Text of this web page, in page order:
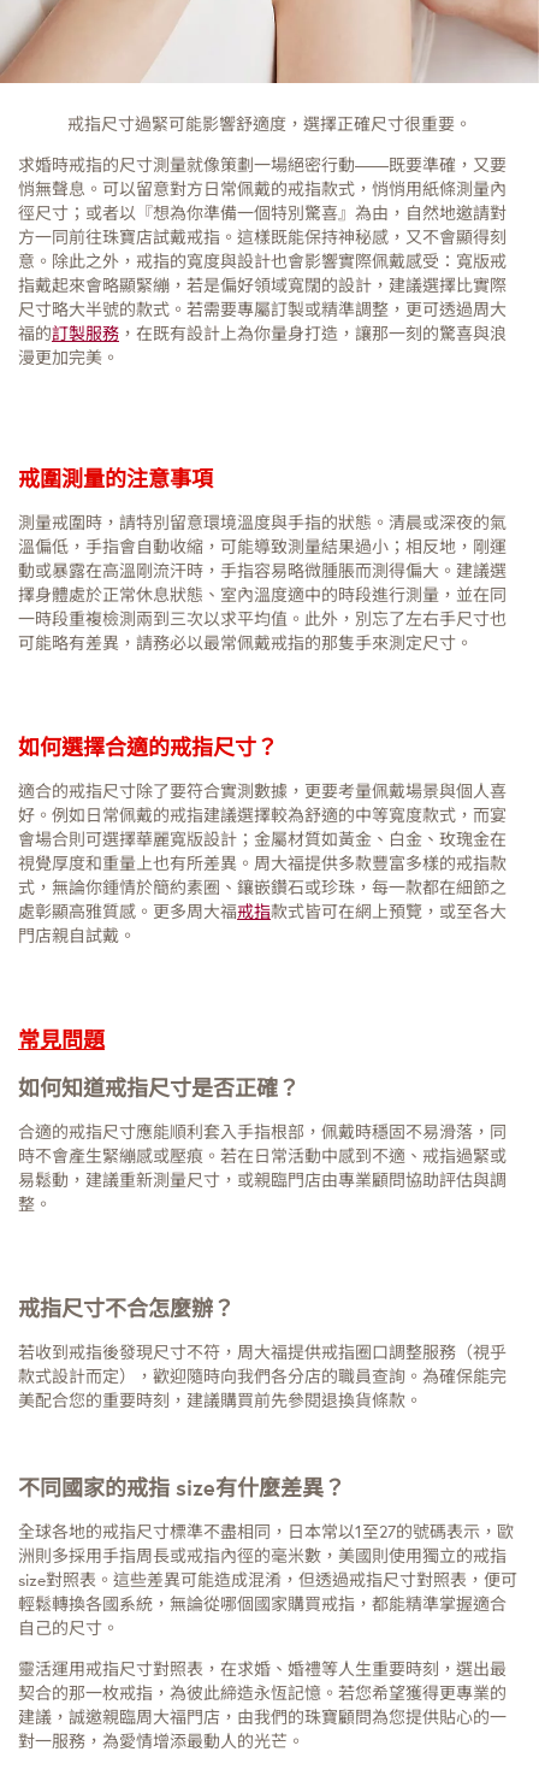
戒指尺寸過緊可能影響舒適度，選擇正確尺寸很重要。
求婚時戒指的尺寸測量就像策劃一場絕密行動——既要準確，又要
悄無聲息。可以留意對方日常佩戴的戒指款式，悄悄用紙條測量內
徑尺寸；或者以『想為你準備一個特別驚喜』為由，自然地邀請對
方一同前往珠寶店試戴戒指。這樣既能保持神秘感，又不會顯得刻
意。除此之外，戒指的寬度與設計也會影響實際佩戴感受：寬版戒
指戴起來會略顯緊繃，若是偏好領域寬闊的設計，建議選擇比實際
尺寸略大半號的款式。若需要專屬訂製或精準調整，更可透過周大
福的訂製服務 ，在既有設計上為你量身打造，讓那一刻的驚喜與浪
漫更加完美。
戒圍測量的注意事項
測量戒圍時，請特別留意環境溫度與手指的狀態。清晨或深夜的氣
溫偏低，手指會自動收縮，可能導致測量結果過小；相反地，剛運
動或暴露在高溫剛流汗時，手指容易略微腫脹而測得偏大。建議選
擇身體處於正常休息狀態、室內溫度適中的時段進行測量，並在同
一時段重複檢測兩到三次以求平均值。此外，別忘了左右手尺寸也
可能略有差異，請務必以最常佩戴戒指的那隻手來測定尺寸。
如何選擇合適的戒指尺寸？
適合的戒指尺寸除了要符合實測數據，更要考量佩戴場景與個人喜
好。例如日常佩戴的戒指建議選擇較為舒適的中等寬度款式，而宴
會場合則可選擇華麗寬版設計；金屬材質如黃金、白金、玫瑰金在
視覺厚度和重量上也有所差異。周大福提供多款豐富多樣的戒指款
式，無論你鍾情於簡約素圈、鑲嵌鑽石或珍珠，每一款都在細節之
處彰顯高雅質感。更多周大福戒指款式皆可在網上預覽，或至各大
門店親自試戴。
常見問題
如何知道戒指尺寸是否正確？
合適的戒指尺寸應能順利套入手指根部，佩戴時穩固不易滑落，同
時不會產生緊繃感或壓痕。若在日常活動中感到不適、戒指過緊或
易鬆動，建議重新測量尺寸，或親臨門店由專業顧問協助評估與調
整。
戒指尺寸不合怎麼辦？
若收到戒指後發現尺寸不符，周大福提供戒指圈口調整服務（視乎
款式設計而定），歡迎隨時向我們各分店的職員查詢。為確保能完
美配合您的重要時刻，建議購買前先參閱退換貨條款。
不同國家的戒指 size有什麼差異？
全球各地的戒指尺寸標準不盡相同，日本常以1至27的號碼表示，歐
洲則多採用手指周長或戒指內徑的毫米數，美國則使用獨立的戒指
size對照表。這些差異可能造成混淆，但透過戒指尺寸對照表，便可
輕鬆轉換各國系統，無論從哪個國家購買戒指，都能精準掌握適合
自己的尺寸。
靈活運用戒指尺寸對照表，在求婚、婚禮等人生重要時刻，選出最
契合的那一枚戒指，為彼此締造永恆記憶。若您希望獲得更專業的
建議，誠邀親臨周大福門店，由我們的珠寶顧問為您提供貼心的一
對一服務，為愛情增添最動人的光芒。